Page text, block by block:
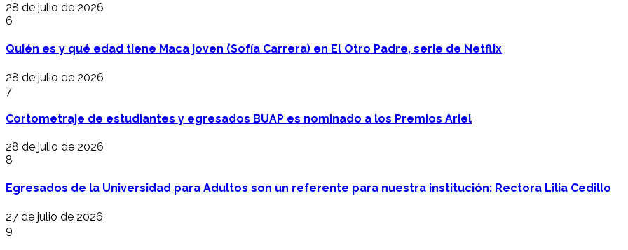
28 de julio de 2026
6
Quién es y qué edad tiene Maca joven (Sofía Carrera) en El Otro Padre, serie de Netflix
28 de julio de 2026
7
Cortometraje de estudiantes y egresados BUAP es nominado a los Premios Ariel
28 de julio de 2026
8
Egresados de la Universidad para Adultos son un referente para nuestra institución: Rectora Lilia Cedillo
27 de julio de 2026
9